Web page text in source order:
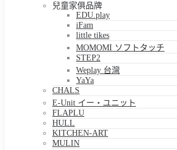
兒童家俱品牌
EDU.play
iFam
little tikes
MOMOMI ソフトタッチ
STEP2
Weplay 台灣
YaYa
CHALS
E-Unit イー・ユニット
FLAPLU
HULL
KITCHEN-ART
MULIN